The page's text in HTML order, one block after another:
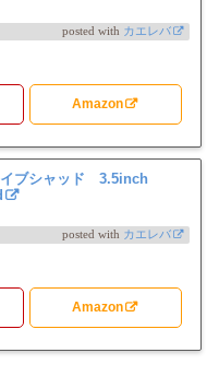
posted with カエレバ
Amazon
ブシャッド 3.5inch
posted with カエレバ
Amazon